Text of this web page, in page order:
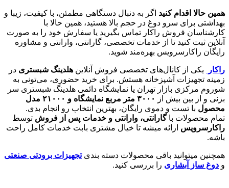
همین حالا اقدام کنید اگر به دنبال دستگاهی مطمئن، با کیفیت، زیبا و
بهداشتی برای سرو دوغ در حجم بالا هستید، همین حالا با
کارشناسان فروش راکار تماس بگیرید یا سفارش خود را به صورت
آنلاین ثبت کنید تا از خدمات تخصصی، گارانتی، وارانتی و مشاوره
رایگان راکارسرویس بهره‌مند شوید.
راکار یکی از کانال‌های تخصصی فروش آنلاین هلدینگ شبستری در
زمینه تجهیزات آشپزخانه هستش. برای خرید حضوری، می‌تونی به
شوروم مرکزی بازار تهران یا نمایشگاه دائمی هلدینگ شبستری سر
بزنی و از بین بیش از
۳۰۰۰ متر مربع نمایشگاه و ۲۱۰۰۰ مدل
محصول با تست و دموی رایگان، بهترین انتخاب رو انجام بدی.
تمام محصولات باگارانتی، وارانتی و خدمات پس از فروش توسط
راکارسرویس ارائه میشه تا خیال مشتری بابت خدمات کامل راحت
باشه.
همچنین میتوانید باقی محصولات دسته بندیتجهیزات برودتی صنعتی
و دوغ ساز آبشاری را بررسی کنید.